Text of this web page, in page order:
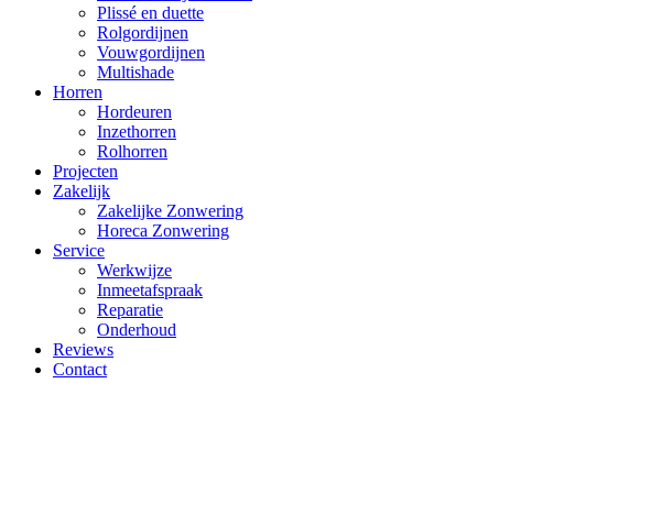
Plissé en duette
Rolgordijnen
Vouwgordijnen
Multishade
Horren
Hordeuren
Inzethorren
Rolhorren
Projecten
Zakelijk
Zakelijke Zonwering
Horeca Zonwering
Service
Werkwijze
Inmeetafspraak
Reparatie
Onderhoud
Reviews
Contact